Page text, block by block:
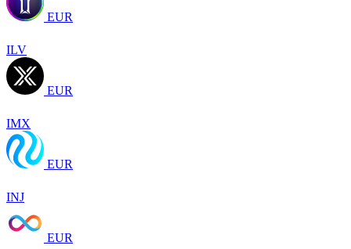
EUR
ILV
EUR
IMX
EUR
INJ
EUR